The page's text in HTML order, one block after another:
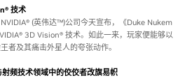
技术
(英伟达™)公司今天宣布，《Duke Nukem
3D Vision® 技术。如此一来，玩家便能够以
者及其痛击外星人的夸张动作。
频技术领域中的佼佼者改旗易帜